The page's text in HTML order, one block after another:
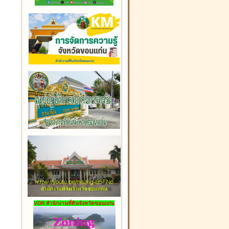
VDR สำนักงานที่ดินจังหวัดขอนแก่น